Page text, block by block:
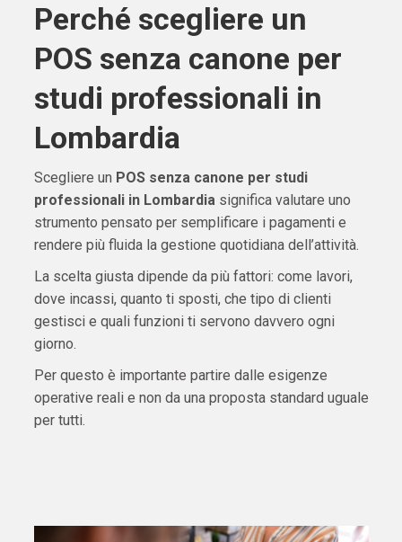
Perché scegliere un
POS senza canone per
studi professionali in
Lombardia
Scegliere un POS senza canone per studi
professionali in Lombardiasignifica valutare uno
strumento pensato per semplificare i pagamenti e
rendere più fluida la gestione quotidiana dell’attività.
La scelta giusta dipende da più fattori: come lavori,
dove incassi, quanto ti sposti, che tipo di clienti
gestisci e quali funzioni ti servono davvero ogni
giorno.
Per questo è importante partire dalle esigenze
operative reali e non da una proposta standard uguale
per tutti.